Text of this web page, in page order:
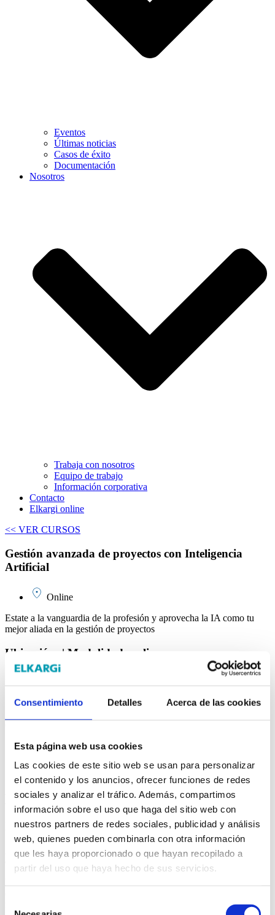
Consentimiento Detalles Acerca de las cookies
Esta página web usa cookies
Las cookies de este sitio web se usan para personalizar
el contenido y los anuncios, ofrecer funciones de redes
sociales y analizar el tráfico. Además, compartimos
información sobre el uso que haga del sitio web con
nuestros partners de redes sociales, publicidad y análisis
web, quienes pueden combinarla con otra información
que les haya proporcionado o que hayan recopilado a
partir del uso que haya hecho de sus servicios.
Eventos
Últimas noticias
Casos de éxito
Documentación
Nosotros
Trabaja con nosotros
Equipo de trabajo
Información corporativa
Contacto
Elkargi online
<< VER CURSOS
Gestión avanzada de proyectos con Inteligencia
Artificial
Online
Estate a la vanguardia de la profesión y aprovecha la IA como tu
mejor aliada en la gestión de proyectos
Ubicación: | Modalidad: online
Fecha de inicio: 19/08/2026
Días de formación
Horario
19/08/2026
Por determinar
*Selecciona la fecha de inicio de la formación.
Metodología
Introducción
¿Te imaginas poder crear planes de proyecto, indicadores y
documentación en minutos gracias a la Inteligencia Artificial?
innovadoras y prácticas que están marcando la diferencia hoy.